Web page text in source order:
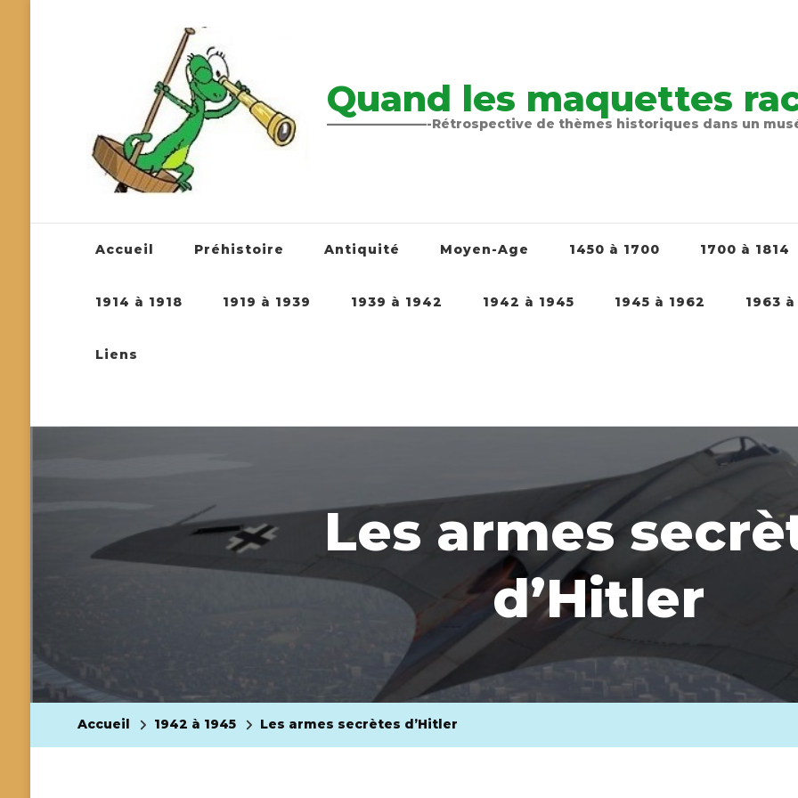
Quand les maquettes
————————-Rétrospective de thèmes historiques dans un
Accueil Préhistoire Antiquité Moyen-Age 1450 à 1700 1700 à 1814
1914 à 1918 1919 à 1939 1939 à 1942 1942 à 1945 1945 à 1962 1963
Liens
Les armes
d’Hitler
Accueil 1942 à 1945 Les armes secrètes d’Hitler